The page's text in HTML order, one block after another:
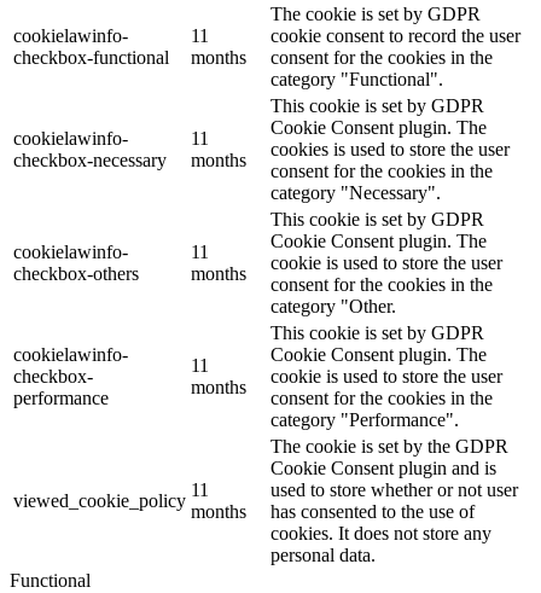
cookielawinfo-
checkbox-functional
11
months
The cookie is set by GDPR
cookie consent to record the user
consent for the cookies in the
category "Functional".
cookielawinfo-
checkbox-necessary
11
months
This cookie is set by GDPR
Cookie Consent plugin. The
cookies is used to store the user
consent for the cookies in the
category "Necessary".
cookielawinfo-
checkbox-others
11
months
This cookie is set by GDPR
Cookie Consent plugin. The
cookie is used to store the user
consent for the cookies in the
category "Other.
cookielawinfo-
checkbox-
performance
11
months
This cookie is set by GDPR
Cookie Consent plugin. The
cookie is used to store the user
consent for the cookies in the
category "Performance".
viewed_cookie_policy
11
months
The cookie is set by the GDPR
Cookie Consent plugin and is
used to store whether or not user
has consented to the use of
cookies. It does not store any
personal data.
Functional